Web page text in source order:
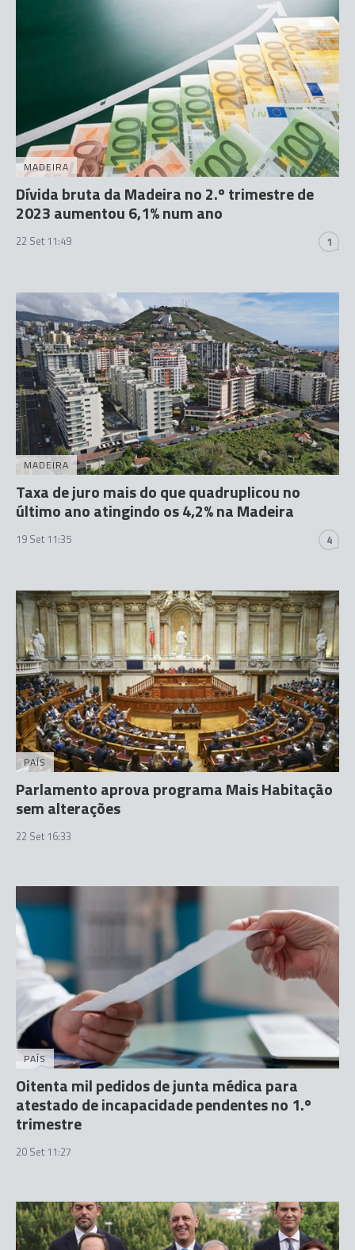
MADEIRA
Dívida bruta da Madeira no 2.º trimestre de
2023 aumentou 6,1% num ano
22 Set 11:49 1
MADEIRA
Taxa de juro mais do que quadruplicou no
último ano atingindo os 4,2% na Madeira
19 Set 11:35 4
PAÍS
Parlamento aprova programa Mais Habitação
sem alterações
22 Set 16:33
PAÍS
Oitenta mil pedidos de junta médica para
atestado de incapacidade pendentes no 1.º
trimestre
20 Set 11:27